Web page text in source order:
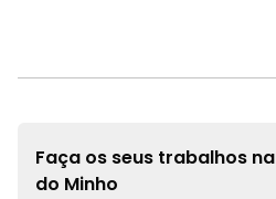
Faça os seus trabalhos na
do Minho